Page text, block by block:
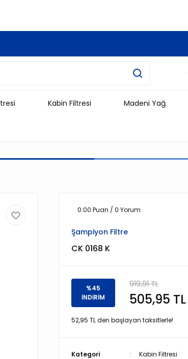
Kabin Filtresi Madeni Yağ
0.00 Puan / 0 Yorum
Şampiyon Filtre
CK 0168 K
%45
İNDİRİM
919,91 TL
505,95 TL
52,95 TL den başlayan taksitlerle!
Kategori Kabin Filtresi